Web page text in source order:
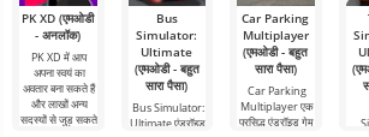
PK XD (एमओडी
- अनलॉक)
PK XD में आप
अपना स्वयं का
अवतार बना सकते हैं
और लाखों अन्य
सदस्यों से जुड़ सकते
Bus
Simulator:
Ultimate
(एमओडी - बहुत
सारा पैसा)
Bus Simulator:
Ultimate एंड्रॉइड
Car Parking
Multiplayer
(एमओडी - बहुत
सारा पैसा)
Car Parking
Multiplayer एक
प्रसिद्ध एंड्रॉइड गेम